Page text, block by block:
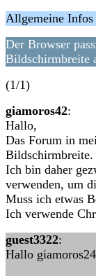
Allgemeine
Der Browser
Bildschirmbreite
(1/1)
giamoros42:
Hallo,
Das Forum in
Bildschirmbreite.
Ich bin daher
verwenden, um
Muss ich etwas
Ich verwende
guest3322:
Hallo giamoros24